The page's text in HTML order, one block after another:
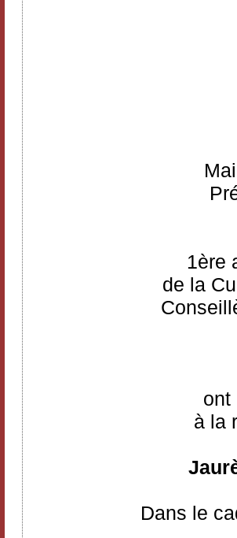
1ère
de la
ont
à la
Dans le